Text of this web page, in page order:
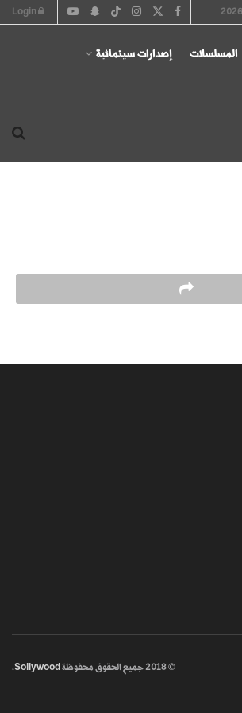
المسلسلات إصدارات سينمائية
© 2018 جميع الحقوق محفوظة Sollywood
.